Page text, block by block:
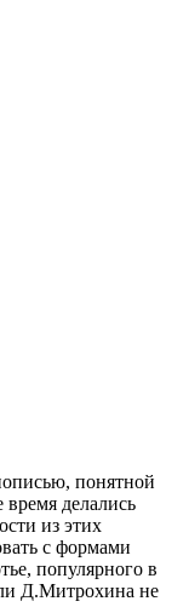
понятной
делались
из этих
с формами
популярного в
Д.Митрохина не